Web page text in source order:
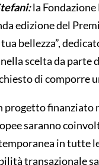
la
edizione del
bellezza”,
scelta da parte
di comporre
progetto finanziato
saranno
in tutte
transazionale